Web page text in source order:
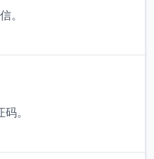
。
。